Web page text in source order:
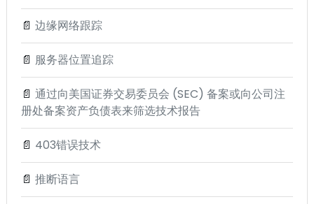
📄 边缘网络跟踪
📄 服务器位置追踪
📄 通过向美国证券交易委员会 (SEC) 备案或向公司注
册处备案资产负债表来筛选技术报告
📄 403错误技术
📄 推断语言